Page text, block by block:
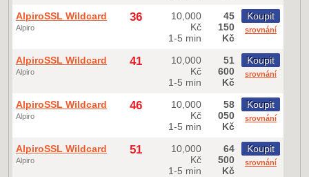
AlpiroSSL Wildcard
Alpiro
36
10,000
Kč
1-5 min
45
150
Kč
Koupit
srovnání
AlpiroSSL Wildcard
Alpiro
41
10,000
Kč
1-5 min
51
600
Kč
Koupit
srovnání
AlpiroSSL Wildcard
Alpiro
46
10,000
Kč
1-5 min
58
050
Kč
Koupit
srovnání
AlpiroSSL Wildcard
Alpiro
51
10,000
Kč
1-5 min
64
500
Kč
Koupit
srovnání